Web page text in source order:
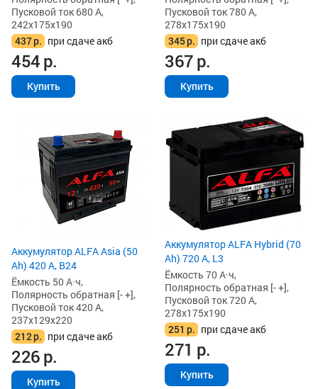
Пусковой ток 680 А,
242x175x190
437р. при сдаче акб
454р.
Купить
Пусковой ток 780 А,
278x175x190
345р. при сдаче акб
367р.
Купить
Аккумулятор ALFA Asia (50
Ah) 420 А, B24
Ёмкость 50 А·ч,
Полярность обратная [- +],
Пусковой ток 420 А,
237x129x220
212р. при сдаче акб
226р.
Купить
Аккумулятор ALFA Hybrid (70
Ah) 720 А, L3
Ёмкость 70 А·ч,
Полярность обратная [- +],
Пусковой ток 720 А,
278x175x190
251 р. при сдаче акб
271 р.
Купить